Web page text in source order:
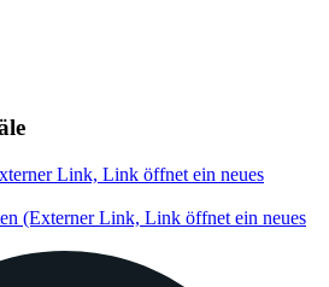
Link, Link öffnet ein neues
(Externer Link, Link öffnet ein neues